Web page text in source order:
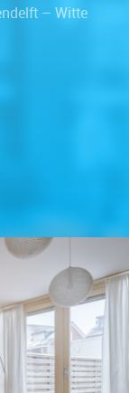
– Witte